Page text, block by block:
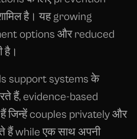
है। यह growing
options और reduced
है।
support systems के
हैं, evidence-based
जिन्हें couples privately और
while एक साथ अपनी